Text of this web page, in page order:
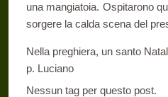
una mangiatoia. Ospitarono
sorgere la calda scena del
Nella preghiera, un santo
p. Luciano
Nessun tag per questo post.